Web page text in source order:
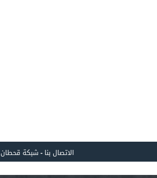
الاتصال بنا -شبكة قحطان